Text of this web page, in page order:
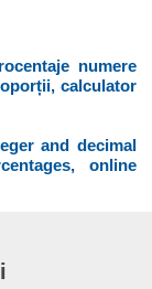
numere
calculator
and decimal
online